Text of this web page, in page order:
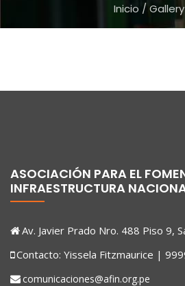
Inicio /
ASOCIACIÓN PARA EL
INFRAESTRUCTURA
Av. Javier Prado Nro. 488 Piso 9,
Contacto: Yissela Fitzmaurice |
comunicaciones@afin.org.pe